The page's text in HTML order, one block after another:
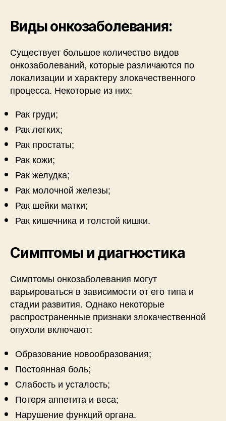
Виды онкозаболевания:
Существует большое количество видов
онкозаболеваний, которые различаются по
локализации и характеру злокачественного
процесса. Некоторые из них:
Рак груди;
Рак легких;
Рак простаты;
Рак кожи;
Рак желудка;
Рак молочной железы;
Рак шейки матки;
Рак кишечника и толстой кишки.
Симптомы и диагностика
Симптомы онкозаболевания могут
варьироваться в зависимости от его типа и
стадии развития. Однако некоторые
распространенные признаки злокачественной
опухоли включают:
Образование новообразования;
Постоянная боль;
Слабость и усталость;
Потеря аппетита и веса;
Нарушение функций органа.